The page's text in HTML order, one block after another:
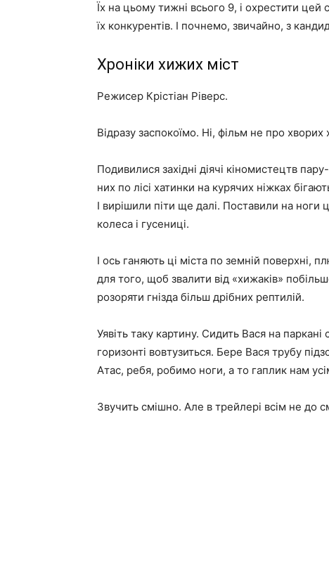
Їх на цьому тижні всього 9, і охрестити
їх конкурентів. І почнемо, звичайно, з
Хроніки хижих міст
Режисер Крістіан Ріверс.
Відразу заспокоїмо. Ні, фільм не про
Подивилися західні діячі кіномистецтв
них по лісі хатинки на курячих ніжках
І вирішили піти ще далі. Поставили на ноги
колеса і гусениці.
І ось ганяють ці міста по земній поверхні,
для того, щоб звалити від «хижаків»
розоряти гнізда більш дрібних рептилій.
Уявіть таку картину. Сидить Вася на
горизонті вовтузиться. Бере Вася трубу
Атас, ребя, робимо ноги, а то гаплик нам
Звучить смішно. Але в трейлері всім не до